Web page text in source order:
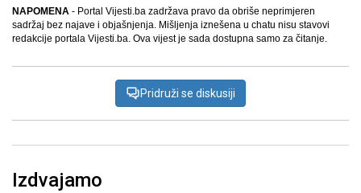
NAPOMENA - Portal Vijesti.ba zadržava pravo da obriše neprimjeren
sadržaj bez najave i objašnjenja. Mišljenja iznešena u chatu nisu stavovi
redakcije portala Vijesti.ba. Ova vijest je sada dostupna samo za čitanje.
Pridruži se diskusiji
Izdvajamo